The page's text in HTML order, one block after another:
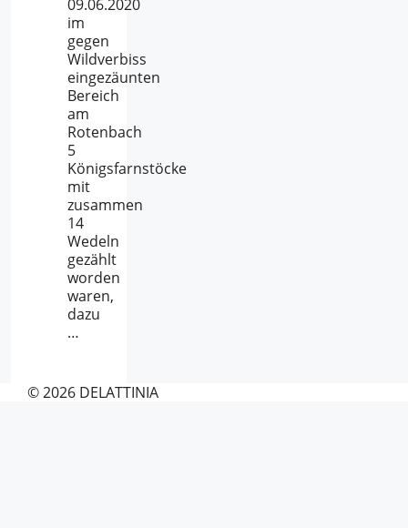
09.06.2020
im
gegen
Wildverbiss
eingezäunten
Bereich
am
Rotenbach
5
Königsfarnstöcke
mit
zusammen
14
Wedeln
gezählt
worden
waren,
dazu
…
© 2026 DELATTINIA